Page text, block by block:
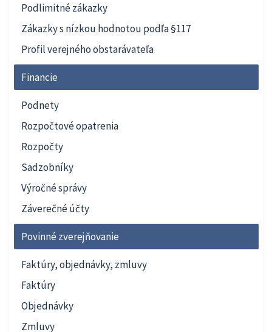
Podlimitné zákazky
Zákazky s nízkou hodnotou podľa §117
Profil verejného obstarávateľa
Financie
Podnety
Rozpočtové opatrenia
Rozpočty
Sadzobníky
Výročné správy
Záverečné účty
Povinné zverejňovanie
Faktúry, objednávky, zmluvy
Faktúry
Objednávky
Zmluvy